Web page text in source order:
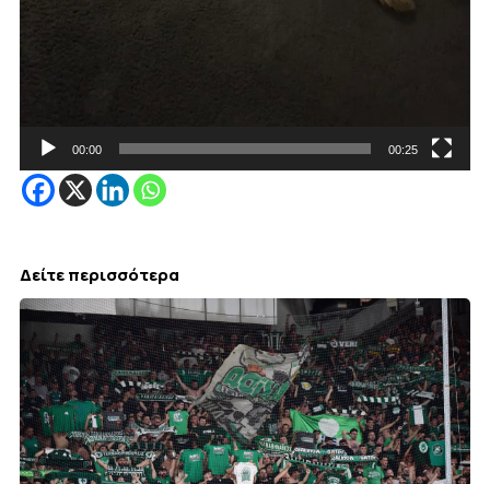
00:00 00:25
Δείτε περισσότερα